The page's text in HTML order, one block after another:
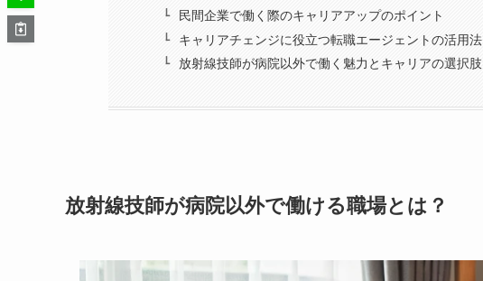
民間企業で働く際のキャリアアップのポイント
キャリアチェンジに役立つ転職エージェントの活用法
放射線技師が病院以外で働く魅力とキャリアの選択肢
放射線技師が病院以外で働ける職場とは？